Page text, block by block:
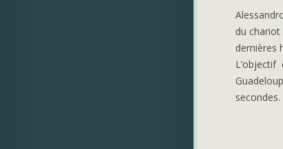
du
dernières
secondes.